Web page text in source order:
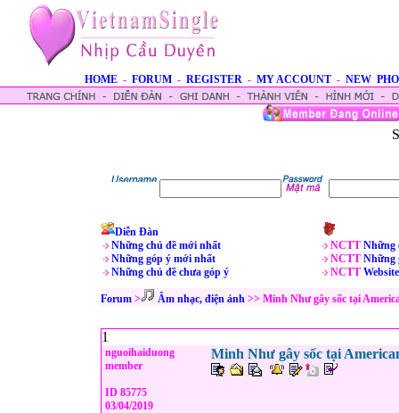
HOME - FORUM - REGISTER - MY ACCOUNT - NEW
Diễn Đàn
Những chủ đề mới nhất
Những góp ý mới nhất
Những chủ đề chưa góp ý
NCTT Những
NCTT Những
NCTT Website
Forum > Âm nhạc, điện ảnh >> Minh Như gây sốc tại
1
nguoihaiduong
member
ID 85775
03/04/2019
Minh Như gây sốc tại